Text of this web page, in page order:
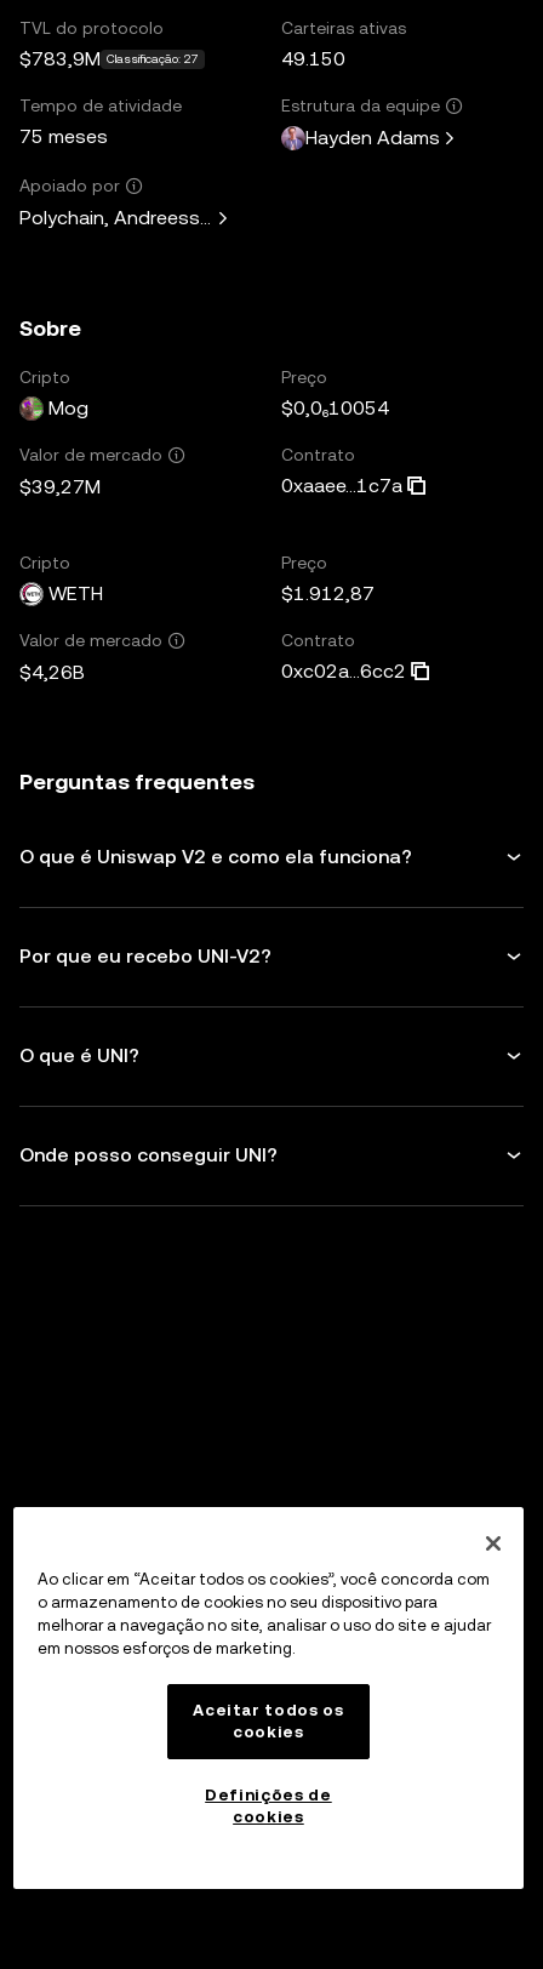
TVL do protocolo
$783,9M Classificação: 27
Carteiras ativas
49.150
Tempo de atividade
75 meses
Estrutura da equipe
Hayden Adams
Apoiado por
Polychain, Andreessen Horowitz, Paradigm, Variant Fund,
Sobre
Cripto
Mog
Preço
$0,0₆10054
Valor de mercado
$39,27M
Contrato
0xaaee...1c7a
Cripto
WETH
Preço
$1.912,87
Valor de mercado
$4,26B
Contrato
0xc02a...6cc2
Perguntas frequentes
O que é Uniswap V2 e como ela funciona?
Por que eu recebo UNI-V2?
O que é UNI?
Onde posso conseguir UNI?
Ao clicar em “Aceitar todos os cookies”, você concorda com
o armazenamento de cookies no seu dispositivo para
melhorar a navegação no site, analisar o uso do site e ajudar
em nossos esforços de marketing.
Aceitar todos os
cookies
Definições de
cookies